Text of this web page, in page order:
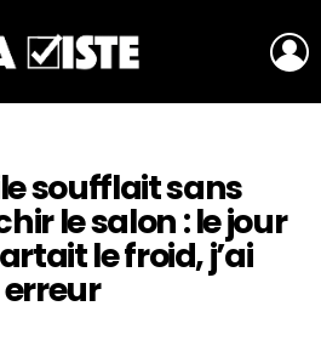
soufflait sans
le salon : le jour
le froid, j’ai